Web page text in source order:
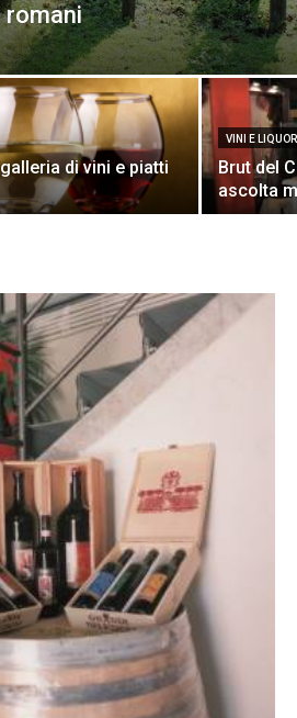
romani
di vini e piatti
VINI E
Brut del
ascolta